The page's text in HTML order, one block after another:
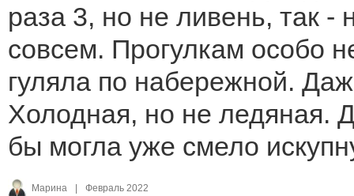
раза 3, но не ливень, так -
совсем. Прогулкам особо
гуляла по набережной.
Холодная, но не ледяная.
бы могла уже смело
Марина | Февраль 2022